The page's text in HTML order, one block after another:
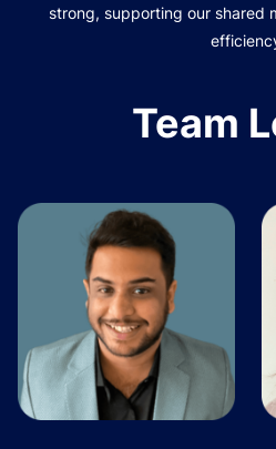
strong, supporting our shared
Team